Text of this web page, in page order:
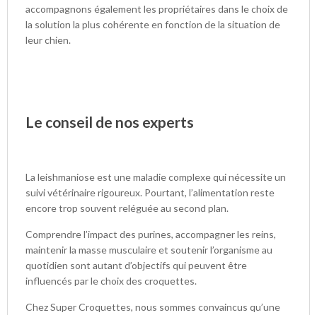
accompagnons également les propriétaires dans le choix de
la solution la plus cohérente en fonction de la situation de
leur chien.
Le conseil de nos experts
La leishmaniose est une maladie complexe qui nécessite un
suivi vétérinaire rigoureux. Pourtant, l’alimentation reste
encore trop souvent reléguée au second plan.
Comprendre l’impact des purines, accompagner les reins,
maintenir la masse musculaire et soutenir l’organisme au
quotidien sont autant d’objectifs qui peuvent être
influencés par le choix des croquettes.
Chez Super Croquettes, nous sommes convaincus qu’une